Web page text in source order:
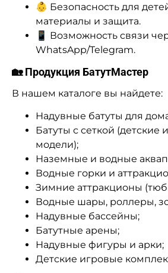
👶 Безопасность для
материалы и защита.
📱 Возможность связи
WhatsApp/Telegram.
🏡 Продукция БатутМастер
В нашем каталоге вы найдете:
Надувные батуты для
Батуты с сеткой (детские
модели);
Наземные и водные
Водные горки и
Зимние аттракционы
Водные шары, роллеры,
Надувные бассейны;
Батутные арены;
Надувные фигуры и арки;
Детские игровые